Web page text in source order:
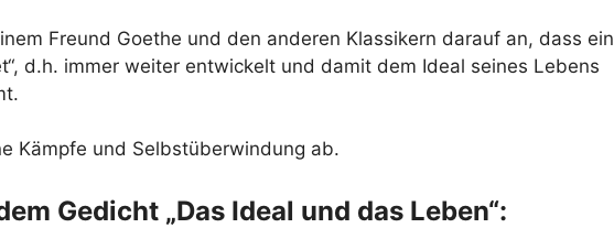
Freund Goethe und den anderen Klassikern darauf an, dass ein
d.h. immer weiter entwickelt und damit dem Ideal seines Lebens
Kämpfe und Selbstüberwindung ab.
Gedicht „Das Ideal und das Leben“: